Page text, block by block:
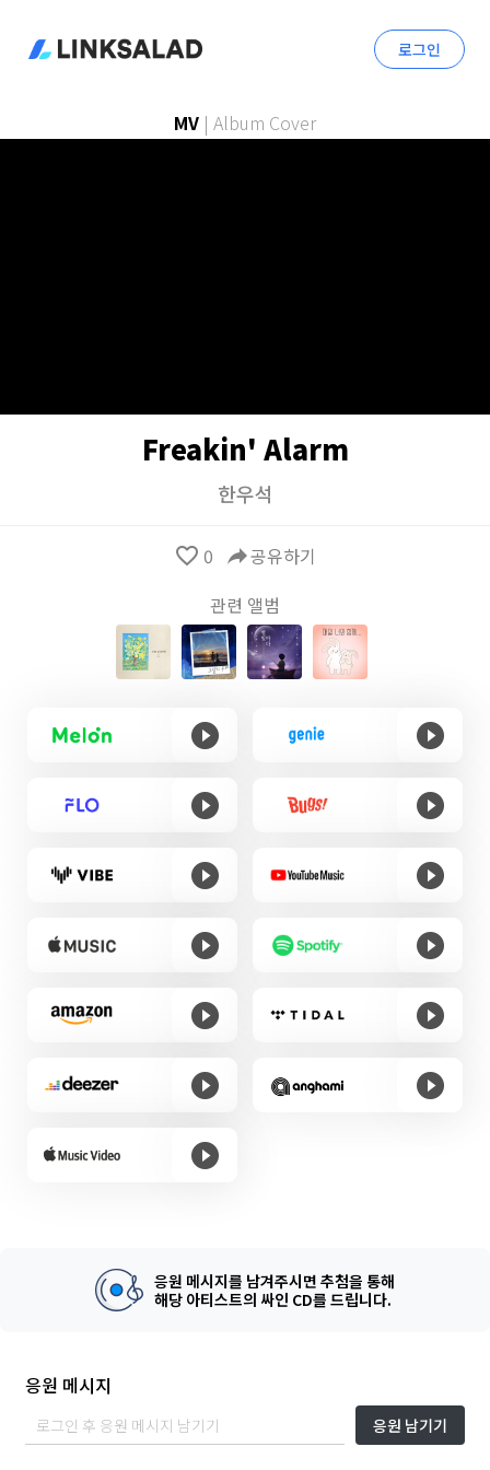
로그인
MV | Album Cover
Freakin' Alarm
한우석
favorite_border 0 reply공유하기
관련 앨범
응원 메시지를 남겨주시면 추첨을 통해
해당 아티스트의 싸인 CD를 드립니다.
응원 메시지
응원 남기기